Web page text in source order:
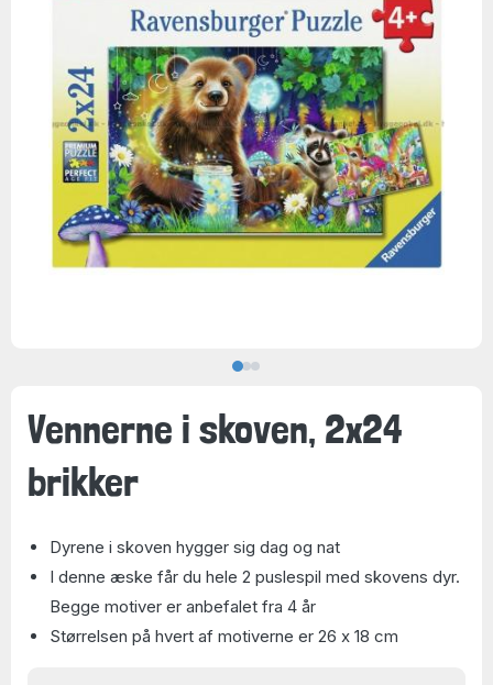
Vennerne i skoven, 2x24
brikker
Dyrene i skoven hygger sig dag og nat
I denne æske får du hele 2 puslespil med skovens dyr.
Begge motiver er anbefalet fra 4 år
Størrelsen på hvert af motiverne er 26 x 18 cm